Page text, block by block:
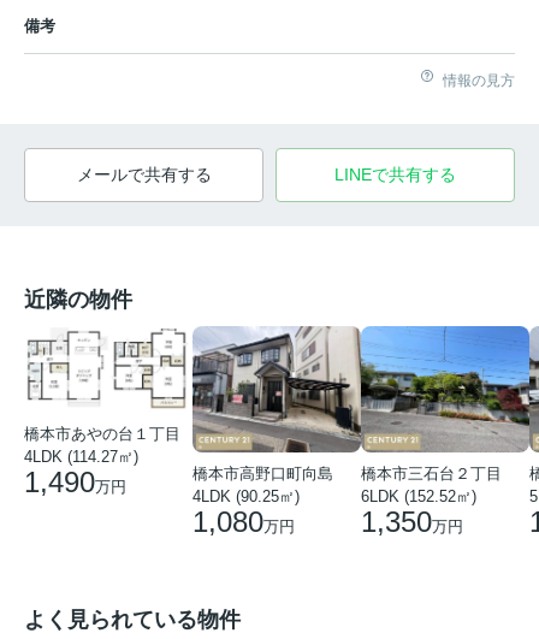
備考
情報の見方
メールで共有する LINEで共有する
近隣の物件
橋本市あやの台１丁目
4LDK (114.27㎡)
1,490万円
橋本市高野口町向島
4LDK (90.25㎡)
1,080万円
橋本市三石台２丁目
6LDK (152.52㎡)
1,350万円
よく見られている物件